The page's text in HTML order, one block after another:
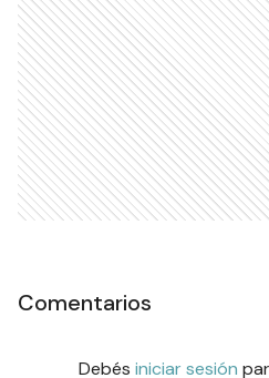
Comentarios
Debés iniciar sesión